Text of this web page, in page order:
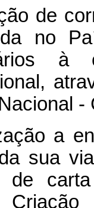
de
no
à
-
a
sua
de